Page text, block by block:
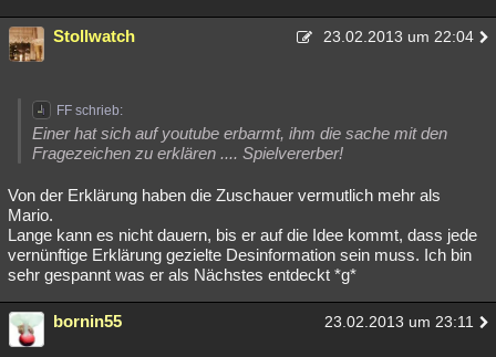
Stollwatch 23.02.2013 um 22:04
FF schrieb:
Einer hat sich auf youtube erbarmt, ihm die sache mit den
Fragezeichen zu erklären .... Spielvererber!
Von der Erklärung haben die Zuschauer vermutlich mehr als
Mario.
Lange kann es nicht dauern, bis er auf die Idee kommt, dass jede
vernünftige Erklärung gezielte Desinformation sein muss. Ich bin
sehr gespannt was er als Nächstes entdeckt *g*
bornin55 23.02.2013 um 23:11